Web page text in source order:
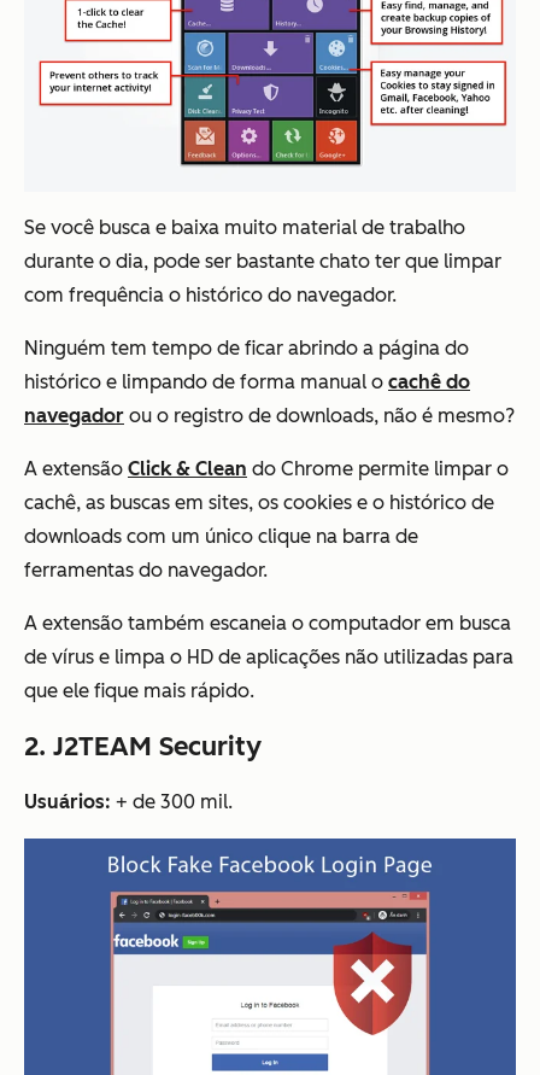
Se você busca e baixa muito material de trabalho
durante o dia, pode ser bastante chato ter que limpar
com frequência o histórico do navegador.
Ninguém tem tempo de ficar abrindo a página do
histórico e limpando de forma manual o cachê do
navegador ou o registro de downloads, não é mesmo?
A extensão Click & Clean do Chrome permite limpar o
cachê, as buscas em sites, os cookies e o histórico de
downloads com um único clique na barra de
ferramentas do navegador.
A extensão também escaneia o computador em busca
de vírus e limpa o HD de aplicações não utilizadas para
que ele fique mais rápido.
2. J2TEAM Security
Usuários: + de 300 mil.